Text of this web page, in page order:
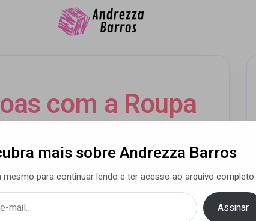
com a Roupa
Percebeu
• 27 abr 2026
mais sobre Andrezza Barros
mesmo para continuar lendo e ter acesso ao arquivo completo.
Assinar